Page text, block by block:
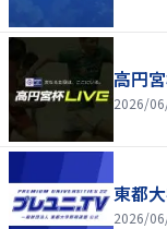
高円
2026/
東都
2026/